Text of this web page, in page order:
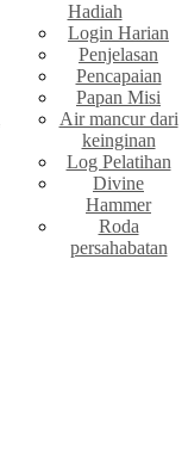
Hadiah
Login Harian
Penjelasan
Pencapaian
Papan Misi
Air mancur dari
keinginan
Log Pelatihan
Divine
Hammer
Roda
persahabatan